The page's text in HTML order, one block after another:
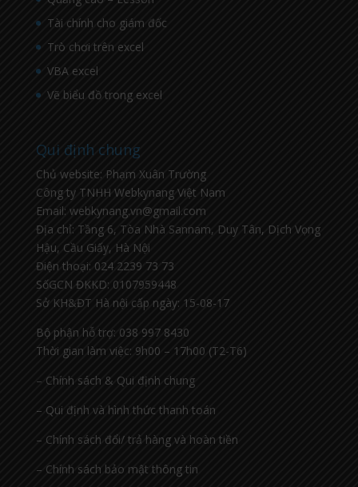
Tài chính cho giám đốc
Trò chơi trên excel
VBA excel
Vẽ biểu đồ trong excel
Qui định chung
Chủ website: Phạm Xuân Trường
Công ty TNHH Webkynang Việt Nam
Email: webkynang.vn@gmail.com
Địa chỉ: Tầng 6, Tòa Nhà Sannam, Duy Tân, Dịch Vọng
Hậu, Cầu Giấy, Hà Nội
Điện thoại: 024 2239 73 73
SốGCN ĐKKD: 0107959448
Sở KH&ĐT Hà nội cấp ngày: 15-08-17
Bộ phận hỗ trợ: 038 997 8430
Thời gian làm việc: 9h00 – 17h00 (T2-T6)
– Chính sách & Qui định chung
– Qui định và hình thức thanh toán
– Chính sách đổi/ trả hàng và hoàn tiền
– Chính sách bảo mật thông tin